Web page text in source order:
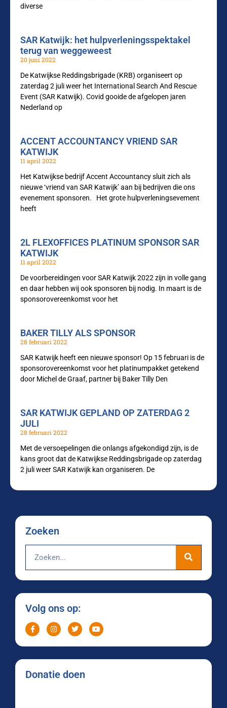
diverse
SAR Katwijk: het hulpverleningsspektakel
terug van weggeweest
20 juni 2022
De Katwijkse Reddingsbrigade (KRB) organiseert op
zaterdag 2 juli weer het International Search And Rescue
Event (SAR Katwijk). Covid gooide de afgelopen jaren
Nederland op
ACCENT ACCOUNTANCY VRIEND SAR
KATWIJK
11 april 2022
Het Katwijkse bedrijf Accent Accountancy sluit zich als
nieuwe ‘vriend van SAR Katwijk’ aan bij bedrijven die ons
evenement sponsoren. Het grote hulpverleningsevement
heeft
2L FLEXOFFICES PLATINUM SPONSOR SAR
KATWIJK
11 april 2022
De voorbereidingen voor SAR Katwijk 2022 zijn in volle gang
en daar hebben wij ook sponsoren bij nodig. In maart is de
sponsorovereenkomst voor het
BAKER TILLY ALS SPONSOR
28 februari 2022
SAR Katwijk heeft een nieuwe sponsor! Op 15 februari is de
sponsorovereenkomst voor het platinumpakket getekend
door Michel de Graaf, partner bij Baker Tilly Den
SAR KATWIJK GEPLAND OP ZATERDAG 2
JULI
28 februari 2022
Met de versoepelingen die onlangs afgekondigd zijn, is de
kans groot dat de Katwijkse Reddingsbrigade op zaterdag
2 juli weer SAR Katwijk kan organiseren. De
Zoeken
Volg ons op:
Donatie doen